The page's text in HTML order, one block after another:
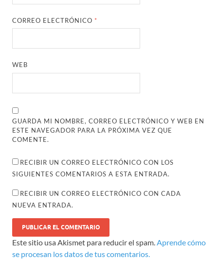
CORREO ELECTRÓNICO *
WEB
GUARDA MI NOMBRE, CORREO ELECTRÓNICO Y WEB EN
ESTE NAVEGADOR PARA LA PRÓXIMA VEZ QUE
COMENTE.
RECIBIR UN CORREO ELECTRÓNICO CON LOS
SIGUIENTES COMENTARIOS A ESTA ENTRADA.
RECIBIR UN CORREO ELECTRÓNICO CON CADA
NUEVA ENTRADA.
Este sitio usa Akismet para reducir el spam. Aprende cómo
se procesan los datos de tus comentarios.